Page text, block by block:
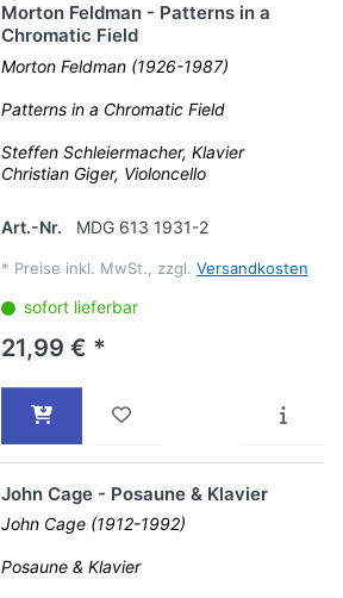
Morton Feldman - Patterns in a
Chromatic Field
Morton Feldman (1926-1987)
Patterns in a Chromatic Field
Steffen Schleiermacher, Klavier
Christian Giger, Violoncello
Art.-Nr. MDG 613 1931-2
* Preise inkl. MwSt., zzgl. Versandkosten
sofort lieferbar
21,99 € *
John Cage - Posaune & Klavier
John Cage (1912-1992)
Posaune & Klavier